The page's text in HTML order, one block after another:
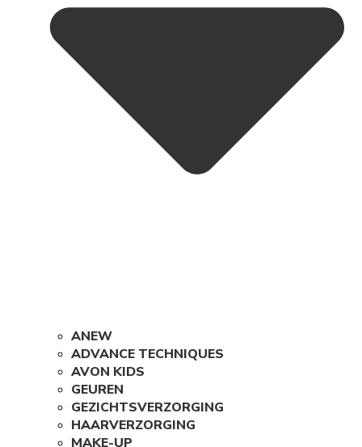
ANEW
ADVANCE TECHNIQUES
AVON KIDS
GEUREN
GEZICHTSVERZORGING
HAARVERZORGING
MAKE-UP